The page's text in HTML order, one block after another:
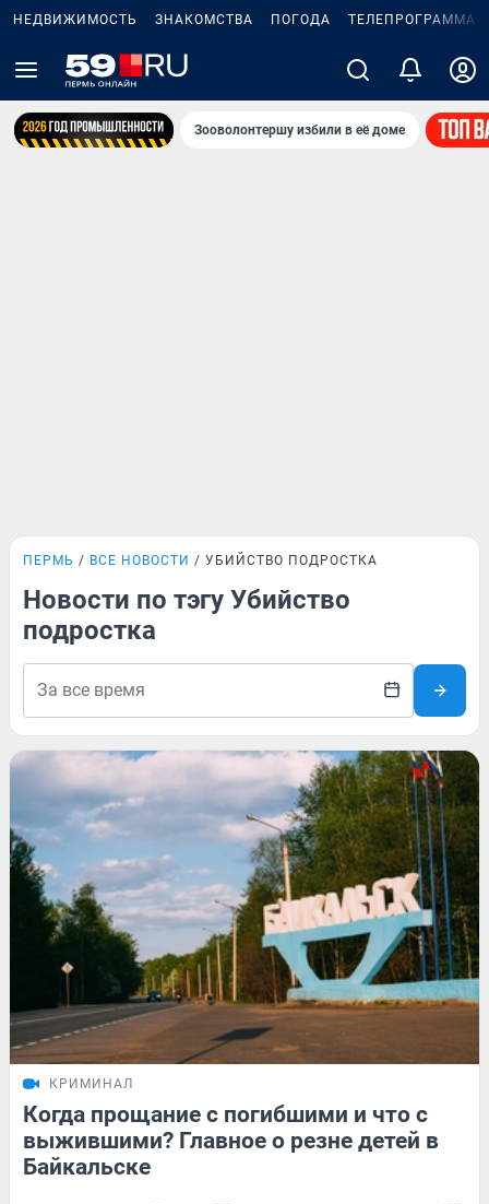
НЕДВИЖИМОСТЬ ЗНАКОМСТВА ПОГОДА ТЕЛЕПРОГРАММА
Зооволонтершу избили в её доме
ПЕРМЬ ВСЕ НОВОСТИ УБИЙСТВО ПОДРОСТКА
Новости по тэгу Убийство
подростка
КРИМИНАЛ
Когда прощание с погибшими и что с
выжившими? Главное о резне детей в
Байкальске